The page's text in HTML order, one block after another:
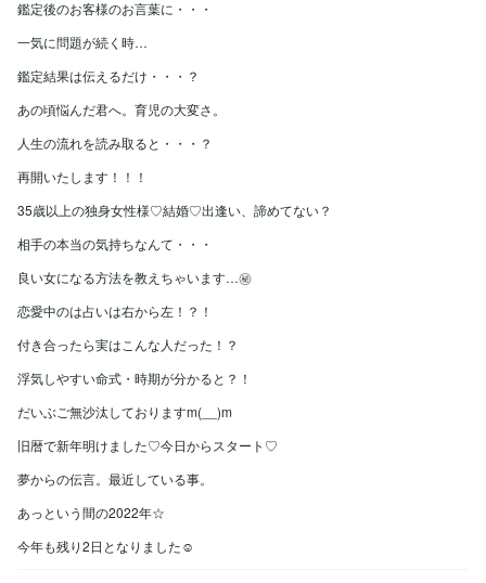
鑑定後のお客様のお言葉に・・・
一気に問題が続く時…
鑑定結果は伝えるだけ・・・？
あの頃悩んだ君へ。育児の大変さ。
人生の流れを読み取ると・・・？
再開いたします！！！
35歳以上の独身女性様♡結婚♡出逢い、諦めてない？
相手の本当の気持ちなんて・・・
良い女になる方法を教えちゃいます…㊙
恋愛中のは占いは右から左！？！
付き合ったら実はこんな人だった！？
浮気しやすい命式・時期が分かると？！
だいぶご無沙汰しておりますm(__)m
旧暦で新年明けました♡今日からスタート♡
夢からの伝言。最近している事。
あっという間の2022年☆
今年も残り2日となりました☺